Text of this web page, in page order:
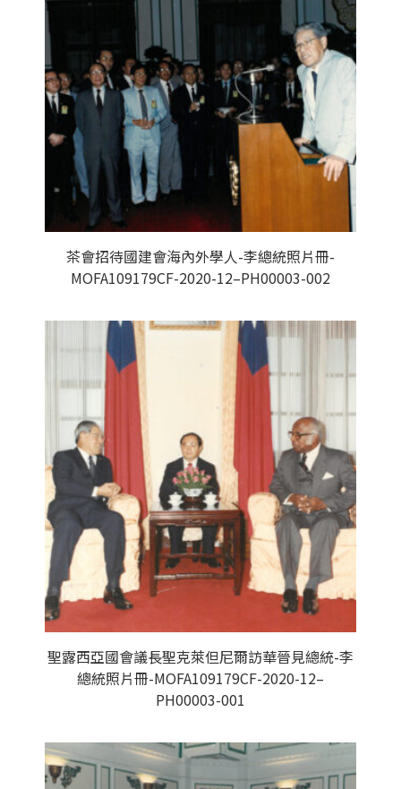
茶會招待國建會海內外學人-李總統照片冊-
MOFA109179CF-2020-12–PH00003-002
聖露西亞國會議長聖克萊但尼爾訪華晉見總統-李
總統照片冊-MOFA109179CF-2020-12–
PH00003-001